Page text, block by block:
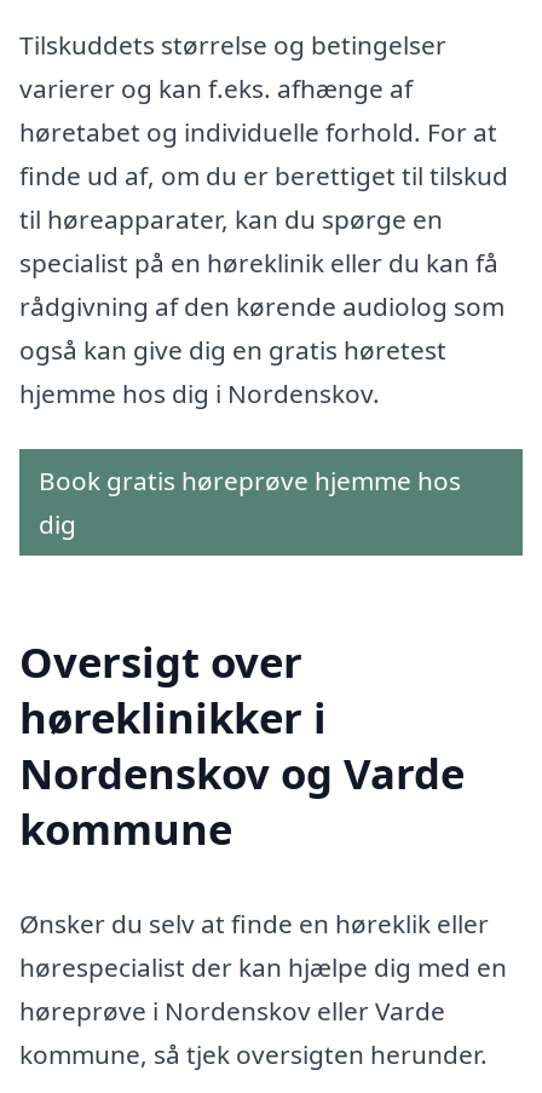
Tilskuddets størrelse og betingelser
varierer og kan f.eks. afhænge af
høretabet og individuelle forhold. For at
finde ud af, om du er berettiget til tilskud
til høreapparater, kan du spørge en
specialist på en høreklinik eller du kan få
rådgivning af den kørende audiolog som
også kan give dig en gratis høretest
hjemme hos dig i Nordenskov.
Book gratis høreprøve hjemme hos
dig
Oversigt over
høreklinikker i
Nordenskov og Varde
kommune
Ønsker du selv at finde en høreklik eller
hørespecialist der kan hjælpe dig med en
høreprøve i Nordenskov eller Varde
kommune, så tjek oversigten herunder.